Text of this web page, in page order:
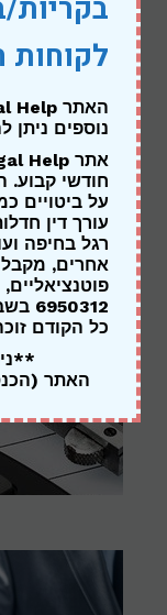
האתר Legal Help מוצע להשכרה,
נוספים ניתן
חודשי קבוע.
על ביטויים
עורך דין
אחרים, מקבל
כל הקודם
האתר